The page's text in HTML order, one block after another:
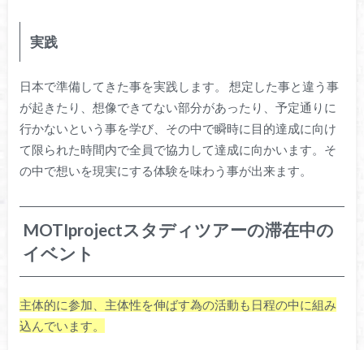
実践
日本で準備してきた事を実践します。 想定した事と違う事
が起きたり、想像できてない部分があったり、予定通りに
行かないという事を学び、その中で瞬時に目的達成に向け
て限られた時間内で全員で協力して達成に向かいます。そ
の中で想いを現実にする体験を味わう事が出来ます。
MOTIprojectスタディツアーの滞在中の
イベント
主体的に参加、主体性を伸ばす為の活動も日程の中に組み
込んでいます。